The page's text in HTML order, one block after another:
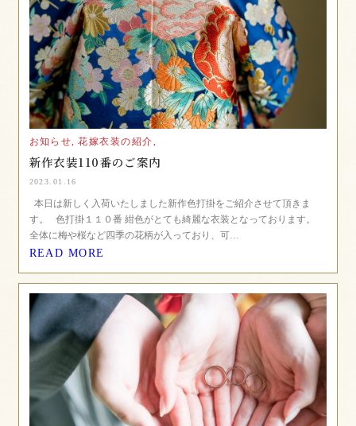
お知らせ, 花嫁衣装の紹介,
新作衣装110番のご案内
2023.01.16
本日は新しく入荷いたしました新作色打掛をご紹介させて頂きま
す。 色打掛１１０番 紺色がとても綺麗な衣装となっております。
全体に梅や桜など四季の花柄が入っており、可…
READ MORE